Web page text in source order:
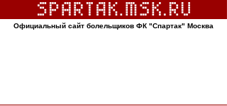
Официальный сайт болельщиков ФК "Спартак" Москва